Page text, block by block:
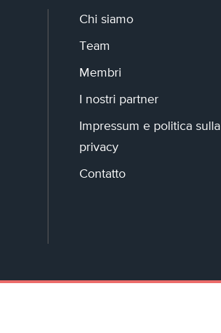
Chi siamo
Team
Membri
I nostri partner
Impressum e politica sulla
privacy
Contatto